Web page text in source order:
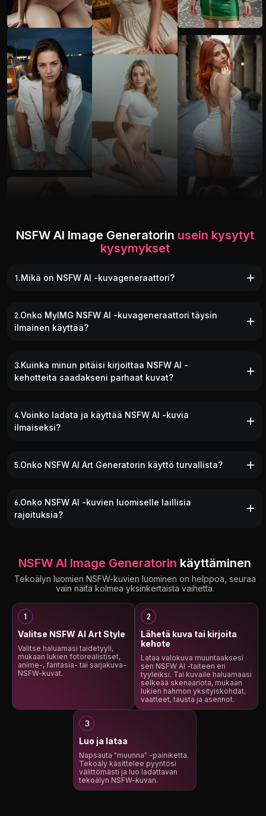
NSFW AI Image Generatorin usein kysytyt
kysymykset
1.Mikä on NSFW AI -kuvageneraattori?
2.Onko MyIMG NSFW AI -kuvageneraattori täysin
ilmainen käyttää?
3.Kuinka minun pitäisi kirjoittaa NSFW AI -
kehotteita saadakseni parhaat kuvat?
4.Voinko ladata ja käyttää NSFW AI -kuvia
ilmaiseksi?
5.Onko NSFW AI Art Generatorin käyttö turvallista?
6.Onko NSFW AI -kuvien luomiselle laillisia
rajoituksia?
NSFW AI Image Generatorin käyttäminen
Tekoälyn luomien NSFW-kuvien luominen on helppoa, seuraa
vain näitä kolmea yksinkertaista vaihetta.
Valitse NSFW AI Art Style
Valitse haluamasi taidetyyli,
mukaan lukien fotorealistiset,
anime-, fantasia- tai sarjakuva-
NSFW-kuvat.
Lähetä kuva tai kirjoita
kehote
Lataa valokuva muuntaaksesi
sen NSFW AI -taiteen eri
tyyleiksi. Tai kuvaile haluamaasi
selkeää skenaariota, mukaan
lukien hahmon yksityiskohdat,
vaatteet, tausta ja asennot.
Luo ja lataa
Napsauta "muunna" -painiketta.
Tekoäly käsittelee pyyntösi
välittömästi ja luo ladattavan
tekoälyn NSFW-kuvan.